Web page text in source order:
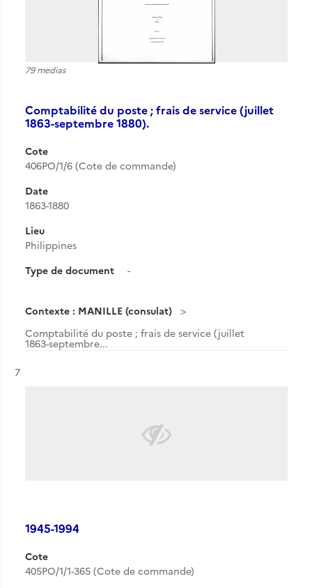
79 medias
Comptabilité du poste ; frais de service (juillet
1863-septembre 1880).
Cote
406PO/1/6 (Cote de commande)
Date
1863-1880
Lieu
Philippines
Type de document
-
Contexte : MANILLE (consulat)
Comptabilité du poste ; frais de service (juillet
1863-septembre...
Résultat n°
7
1945-1994
Cote
405PO/1/1-365 (Cote de commande)